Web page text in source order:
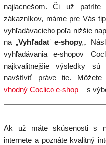
najlacnešom. Či už
zákazníkov, máme pre Vás
vyhľadávacieho poľa nižšie
na „Vyhľadať e-shopy„.
vyhľadávania e-shopov
najkvalitnejšie výsledky
navštíviť práve tie.
vhodný Coclico e-shop
s
Ak už máte skúsenosti s
internete a poznáte kvalitný